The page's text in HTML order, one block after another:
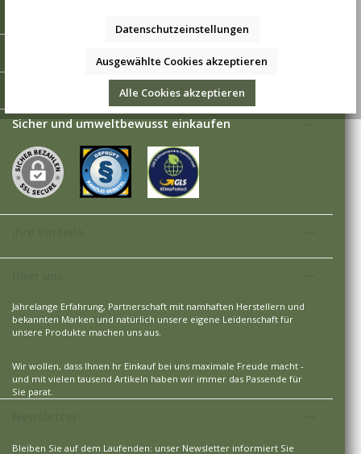
Sicher und umweltbewusst einkaufen
Jahrelange Erfahrung, Partnerschaft mit namhaften Herstellern und
bekannten Marken und natürlich unsere eigene Leidenschaft für
unsere Produkte machen uns aus.
Wir wollen, dass Ihnen hr Einkauf bei uns maximale Freude macht -
und mit vielen tausend Artikeln haben wir immer das Passende für
Sie parat.
Bleiben Sie auf dem Laufenden: unser Newsletter informiert Sie
Datenschutzeinstellungen
Ausgewählte Cookies akzeptieren
Alle Cookies akzeptieren